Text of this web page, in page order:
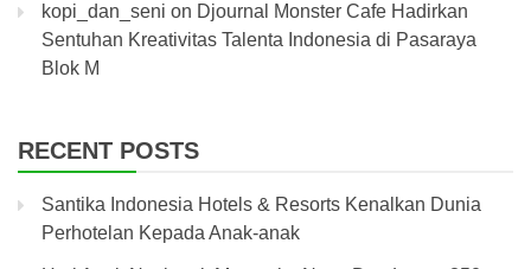
kopi_dan_seni on Djournal Monster Cafe Hadirkan
Sentuhan Kreativitas Talenta Indonesia di Pasaraya
Blok M
RECENT POSTS
Santika Indonesia Hotels & Resorts Kenalkan Dunia
Perhotelan Kepada Anak-anak